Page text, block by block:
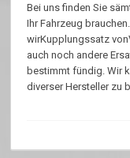
Bei uns finden Sie
Ihr Fahrzeug
wirKupplungssatz
auch noch andere
bestimmt fündig. Wir
diverser Hersteller zu